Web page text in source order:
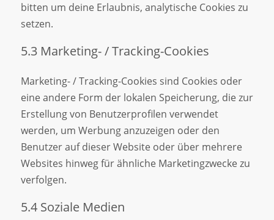
bitten um deine Erlaubnis, analytische Cookies zu
setzen.
5.3 Marketing- / Tracking-Cookies
Marketing- / Tracking-Cookies sind Cookies oder
eine andere Form der lokalen Speicherung, die zur
Erstellung von Benutzerprofilen verwendet
werden, um Werbung anzuzeigen oder den
Benutzer auf dieser Website oder über mehrere
Websites hinweg für ähnliche Marketingzwecke zu
verfolgen.
5.4 Soziale Medien